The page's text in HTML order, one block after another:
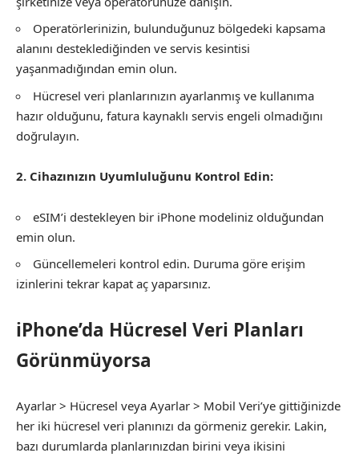
Operatörlerinizin, bulunduğunuz bölgedeki kapsama
alanını desteklediğinden ve servis kesintisi
yaşanmadığından emin olun.
Hücresel veri planlarınızın ayarlanmış ve kullanıma
hazır olduğunu, fatura kaynaklı servis engeli olmadığını
doğrulayın.
2. Cihazınızın Uyumluluğunu Kontrol Edin:
eSIM’i destekleyen bir iPhone modeliniz olduğundan
emin olun.
Güncellemeleri kontrol edin. Duruma göre erişim
izinlerini tekrar kapat aç yaparsınız.
iPhone’da Hücresel Veri Planları
Görünmüyorsa
Ayarlar > Hücresel veya Ayarlar > Mobil Veri’ye gittiğinizde
her iki hücresel veri planınızı da görmeniz gerekir. Lakin,
bazı durumlarda planlarınızdan birini veya ikisini